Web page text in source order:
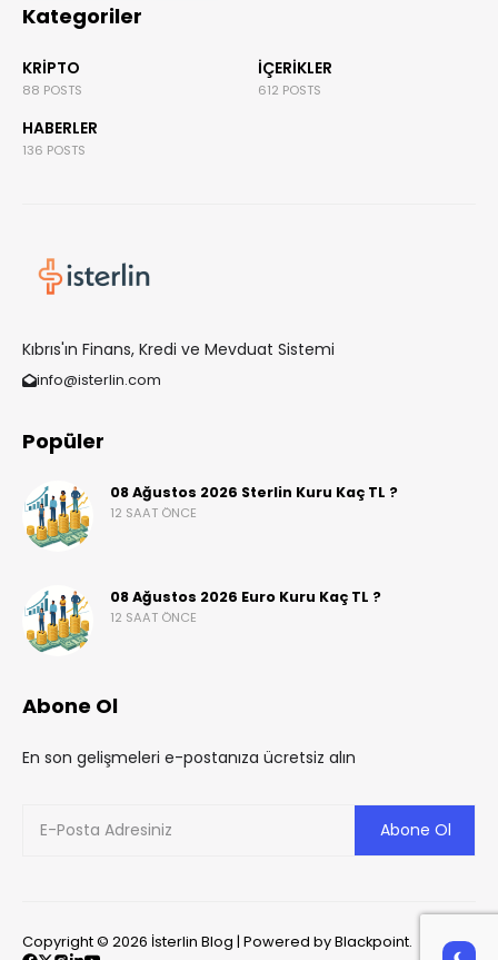
Kategoriler
KRIPTO
88 POSTS
İÇERIKLER
612 POSTS
HABERLER
136 POSTS
Kıbrıs'ın Finans, Kredi ve Mevduat Sistemi
info@isterlin.com
Popüler
08 Ağustos 2026 Sterlin Kuru Kaç TL ?
12 SAAT ÖNCE
08 Ağustos 2026 Euro Kuru Kaç TL ?
12 SAAT ÖNCE
Abone Ol
En son gelişmeleri e-postanıza ücretsiz alın
Copyright © 2026 İsterlin Blog | Powered by Blackpoint.